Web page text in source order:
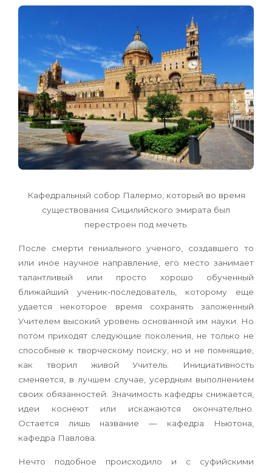
Кафедральный собор Палермо, который во время
существования Сицилийского эмирата был
перестроен под мечеть.
После смерти гениального ученого, создавшего то
или иное научное направление, его место занимает
талантливый или просто хорошо обученный
ближайший ученик-последователь, которому еще
удается некоторое время сохранять заложенный
Учителем высокий уровень основанной им науки. Но
потом приходят следующие поколения, не только не
способные к творческому поиску, но и не помнящие,
как творил живой Учитель. Инициативность
сменяется, в лучшем случае, усердным выполнением
своих обязанностей. Значимость кафедры снижается,
идеи коснеют или искажаются окончательно.
Остается лишь название — кафедра Ньютона,
кафедра Павлова.
Нечто подобное происходило и с суфийскими